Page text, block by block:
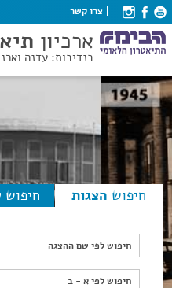
צרו קשר
ארכיון
בנדיבות: עדנה
חיפוש הצגות חיפוש
חיפוש לפי שם ההצגה
חיפוש לפי א - ב
חיפוש לפי א - ב